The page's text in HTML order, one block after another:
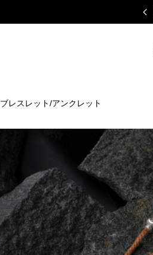
ブレスレット/アンクレット